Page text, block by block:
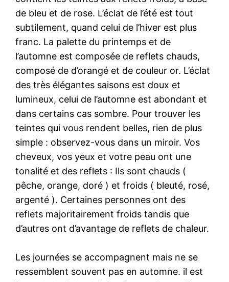
de bleu et de rose. L’éclat de l’été est tout
subtilement, quand celui de l’hiver est plus
franc. La palette du printemps et de
l’automne est composée de reflets chauds,
composé de d’orangé et de couleur or. L’éclat
des très élégantes saisons est doux et
lumineux, celui de l’automne est abondant et
dans certains cas sombre. Pour trouver les
teintes qui vous rendent belles, rien de plus
simple : observez-vous dans un miroir. Vos
cheveux, vos yeux et votre peau ont une
tonalité et des reflets : Ils sont chauds (
pêche, orange, doré ) et froids ( bleuté, rosé,
argenté ). Certaines personnes ont des
reflets majoritairement froids tandis que
d’autres ont d’avantage de reflets de chaleur.
Les journées se accompagnent mais ne se
ressemblent souvent pas en automne. il est